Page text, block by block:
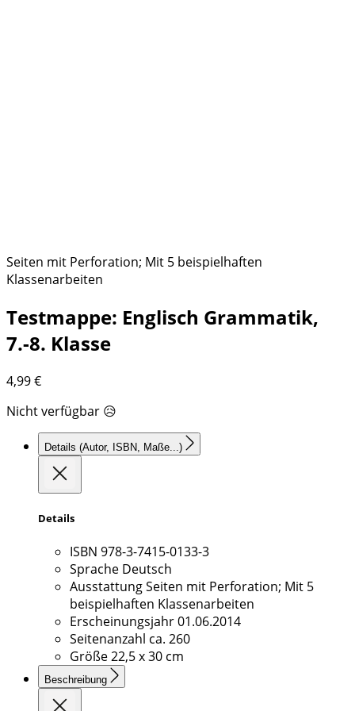
Seiten mit Perforation; Mit 5 beispielhaften
Klassenarbeiten
Testmappe: Englisch Grammatik,
7.-8. Klasse
4,99€
Nicht verfügbar 😥
Details (Autor, ISBN, Maße...)
Details
ISBN 978-3-7415-0133-3
Sprache Deutsch
AusstattungSeiten mit Perforation; Mit 5
beispielhaften Klassenarbeiten
Erscheinungsjahr01.06.2014
Seitenanzahl ca. 260
Größe22,5 x 30 cm
Beschreibung